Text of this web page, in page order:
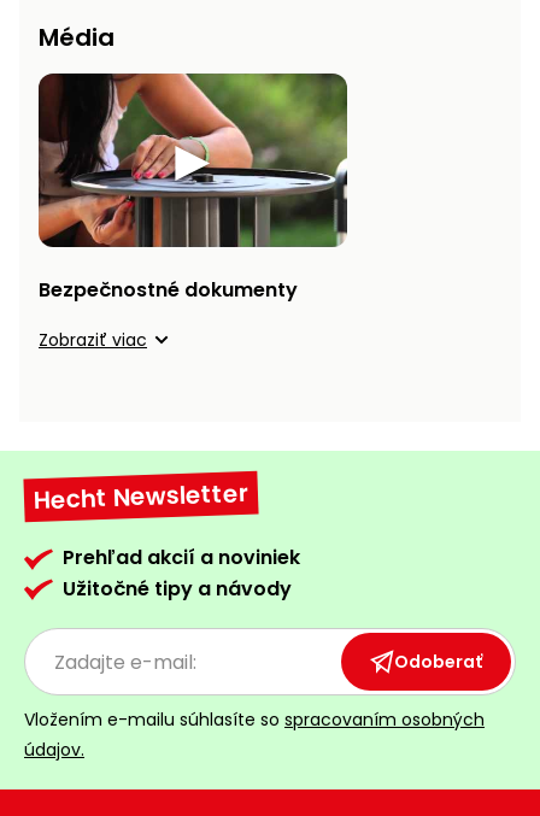
Média
Bezpečnostné dokumenty
Zobraziť viac
Hecht Newsletter
Prehľad akcií a noviniek
Užitočné tipy a návody
Odoberať
Vložením e-mailu súhlasíte so spracovaním osobných
údajov.